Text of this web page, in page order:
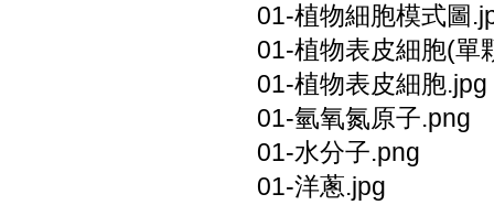
01-植物細胞模式圖
01-植物表皮細胞(單
01-植物表皮細胞.jpg
01-氫氧氮原子.png
01-水分子.png
01-洋蔥.jpg